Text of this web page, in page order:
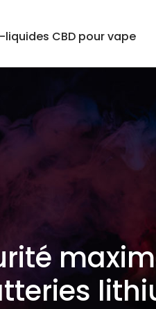
liquides CBD pour vape